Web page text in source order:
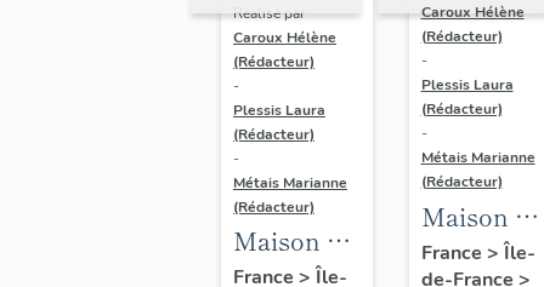
Réalisé par
Caroux Hélène
(Rédacteur)
-
Plessis Laura
(Rédacteur)
-
Métais Marianne
(Rédacteur)
Maison de
villégiature
France > Île-
Caroux Hélène
(Rédacteur)
-
Plessis Laura
(Rédacteur)
-
Métais Marianne
(Rédacteur)
Maison de
France > Île-
de-France >